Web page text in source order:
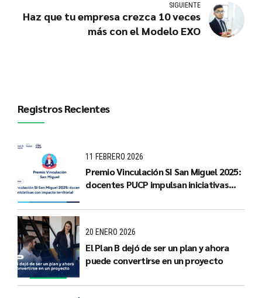
SIGUIENTE
Haz que tu empresa crezca 10 veces
más con el Modelo EXO
Registros Recientes
11 FEBRERO 2026
Premio Vinculación SI San Miguel 2025:
docentes PUCP impulsan iniciativas
20 ENERO 2026
El Plan B dejó de ser un plan y ahora
puede convertirse en un proyecto